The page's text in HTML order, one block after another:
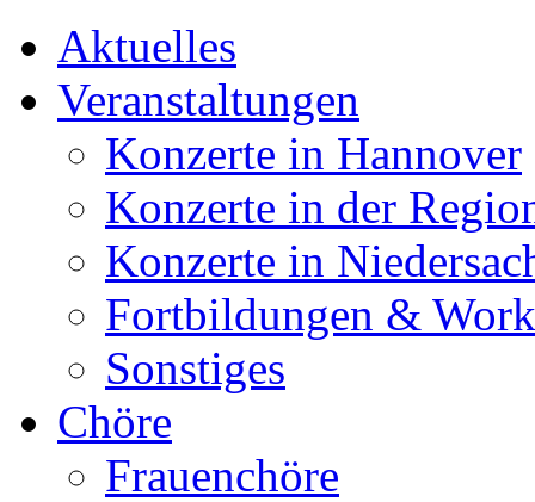
Aktuelles
Veranstaltungen
Konzerte in Hannover
Konzerte in der
Konzerte in
Fortbildungen &
Sonstiges
Chöre
Frauenchöre